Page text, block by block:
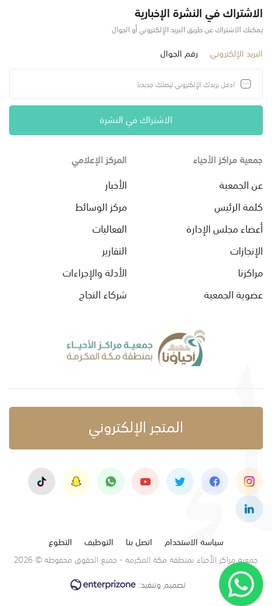
الاشتراك في النشرة الإخبارية
يمكنك الاشتراك عن طريق البريد الإلكتروني أو الجوال
البريد الإلكتروني رقم الجوال
الاشتراك في النشرة
جمعية مراكز الأحياء
عن الجمعية
كلمة الرئيس
أعضاء مجلس الإدارة
الإنجازات
مراكزنا
عضوية الجمعية
المركز الإعلامي
الأخبار
مركز الوسائط
الفعاليات
التقارير
الأدلة والإجراءات
شركاء النجاح
المتجر الإلكتروني
سياسة الاستخدام اتصل بنا التوظيف
التطوع
جمعية مراكز الأحياء بمنطقة مكة المكرمة - جميع الحقوق محفوظة © 2026
تصميم وتنفيذ: